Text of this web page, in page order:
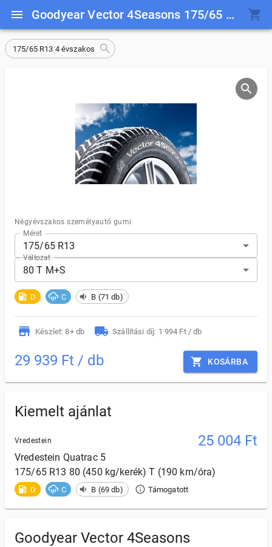
Goodyear Vector 4Seasons 175/65 R13 80 T M+S
175/65 R13 4 évszakos
Négyévszakos személyautó gumi
Méret
175/65 R13
Változat
80 T M+S
D C B (71 db)
Készlet: 8+ db Szállítási díj: 1 994 Ft / db
29 939 Ft / db KOSÁRBA
Kiemelt ajánlat
Vredestein 25 004 Ft
Vredestein Quatrac 5
175/65 R13 80 (450 kg/kerék) T (190 km/óra)
D C B (69 db) Támogatott
Goodyear Vector 4Seasons